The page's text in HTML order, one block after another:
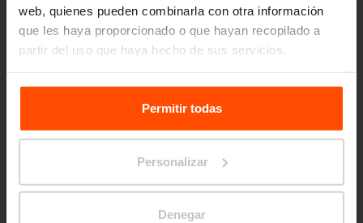
web, quienes pueden combinarla con otra información
que les haya proporcionado o que hayan recopilado a
partir del uso que haya hecho de sus servicios.
Para más información, visitePrinciples Relating to the
Processing Personal Data.Permitir todas
Personalizar
Denegar